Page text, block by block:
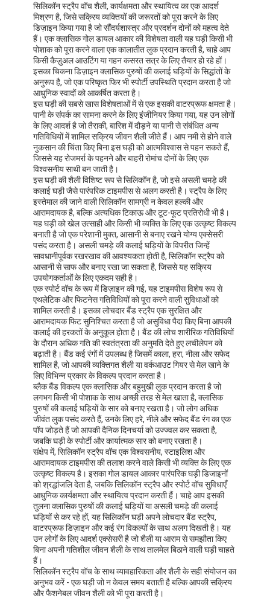
घर
उत्पादों
सिलिकॉन स्ट्रैप वॉच शैली, कार्यक्षमता और स्थायित्व का एक आदर्श
मिश्रण है, जिसे सक्रिय व्यक्तियों की जरूरतों को पूरा करने के लिए
डिज़ाइन किया गया है जो सौंदर्यशास्त्र और प्रदर्शन दोनों को महत्व देते
हैं। एक क्लासिक गोल डायल आकार की विशेषता वाली यह घड़ी किसी भी
पोशाक को पूरा करने वाला एक कालातीत लुक प्रदान करती है, चाहे आप
किसी कैज़ुअल आउटिंग या गहन कसरत सत्र के लिए तैयार हो रहे हों।
इसका चिकना डिज़ाइन क्लासिक पुरुषों की कलाई घड़ियों के सिद्धांतों के
अनुरूप है, जो एक परिष्कृत फिर भी स्पोर्टी उपस्थिति प्रदान करता है जो
आधुनिक स्वादों को आकर्षित करता है।
इस घड़ी की सबसे खास विशेषताओं में से एक इसकी वाटरप्रूफ क्षमता है।
पानी के संपर्क का सामना करने के लिए इंजीनियर किया गया, यह उन लोगों
के लिए आदर्श है जो तैराकी, बारिश में दौड़ने या पानी से संबंधित अन्य
गतिविधियों में शामिल सक्रिय जीवन शैली जीते हैं। आप नमी से होने वाले
नुकसान की चिंता किए बिना इस घड़ी को आत्मविश्वास से पहन सकते हैं,
जिससे यह रोजमर्रा के पहनने और बाहरी रोमांच दोनों के लिए एक
विश्वसनीय साथी बन जाती है।
इस घड़ी की शैली विशिष्ट रूप से सिलिकॉन है, जो इसे असली चमड़े की
कलाई घड़ी जैसे पारंपरिक टाइमपीस से अलग करती है। स्ट्रैप के लिए
इस्तेमाल की जाने वाली सिलिकॉन सामग्री न केवल हल्की और
आरामदायक है, बल्कि अत्यधिक टिकाऊ और टूट-फूट प्रतिरोधी भी है।
यह घड़ी को खेल उत्साही और किसी भी व्यक्ति के लिए एक उत्कृष्ट विकल्प
बनाती है जो एक परेशानी मुक्त, आसानी से बनाए रखने योग्य एक्सेसरी
पसंद करता है। असली चमड़े की कलाई घड़ियों के विपरीत जिन्हें
सावधानीपूर्वक रखरखाव की आवश्यकता होती है, सिलिकॉन स्ट्रैप को
आसानी से साफ और बनाए रखा जा सकता है, जिससे यह सक्रिय
उपयोगकर्ताओं के लिए एकदम सही है।
एक स्पोर्ट वॉच के रूप में डिज़ाइन की गई, यह टाइमपीस विशेष रूप से
एथलेटिक और फिटनेस गतिविधियों को पूरा करने वाली सुविधाओं को
शामिल करती है। इसका लोचदार बैंड स्ट्रैप एक सुरक्षित और
आरामदायक फिट सुनिश्चित करता है जो असुविधा पैदा किए बिना आपकी
कलाई की हरकतों के अनुकूल होता है। बैंड की लोच शारीरिक गतिविधियों
के दौरान अधिक गति की स्वतंत्रता की अनुमति देते हुए लचीलेपन को
बढ़ाती है। बैंड कई रंगों में उपलब्ध है जिसमें काला, हरा, नीला और सफेद
शामिल है, जो आपकी व्यक्तिगत शैली या वर्कआउट गियर से मेल खाने के
लिए विभिन्न प्रकार के विकल्प प्रदान करता है।
ब्लैक बैंड विकल्प एक क्लासिक और बहुमुखी लुक प्रदान करता है जो
लगभग किसी भी पोशाक के साथ अच्छी तरह से मेल खाता है, क्लासिक
पुरुषों की कलाई घड़ियों के सार को बनाए रखता है। जो लोग अधिक
जीवंत लुक पसंद करते हैं, उनके लिए हरे, नीले और सफेद बैंड रंग का एक
पॉप जोड़ते हैं जो आपकी दैनिक दिनचर्या को उज्ज्वल कर सकता है,
जबकि घड़ी के स्पोर्टी और कार्यात्मक सार को बनाए रखता है।
संक्षेप में, सिलिकॉन स्ट्रैप वॉच एक विश्वसनीय, स्टाइलिश और
आरामदायक टाइमपीस की तलाश करने वाले किसी भी व्यक्ति के लिए एक
उत्कृष्ट विकल्प है। इसका गोल डायल आकार पारंपरिक घड़ी डिजाइनों
को श्रद्धांजलि देता है, जबकि सिलिकॉन स्ट्रैप और स्पोर्ट वॉच सुविधाएँ
आधुनिक कार्यक्षमता और स्थायित्व प्रदान करती हैं। चाहे आप इसकी
तुलना क्लासिक पुरुषों की कलाई घड़ियों या असली चमड़े की कलाई
घड़ियों से कर रहे हों, यह सिलिकॉन घड़ी अपने लोचदार बैंड स्ट्रैप,
वाटरप्रूफ डिज़ाइन और कई रंग विकल्पों के साथ अलग दिखती है। यह
उन लोगों के लिए आदर्श एक्सेसरी है जो शैली या आराम से समझौता किए
बिना अपनी गतिशील जीवन शैली के साथ तालमेल बिठाने वाली घड़ी चाहते
हैं।
सिलिकॉन स्ट्रैप वॉच के साथ व्यावहारिकता और शैली के सही संयोजन का
अनुभव करें - एक घड़ी जो न केवल समय बताती है बल्कि आपकी सक्रिय
और फैशनेबल जीवन शैली को भी पूरा करती है।